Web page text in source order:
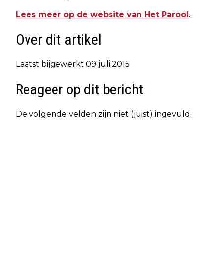
Lees meer op de website van Het Parool.
Over dit artikel
Laatst bijgewerkt 09 juli 2015
Reageer op dit bericht
De volgende velden zijn niet (juist) ingevuld: